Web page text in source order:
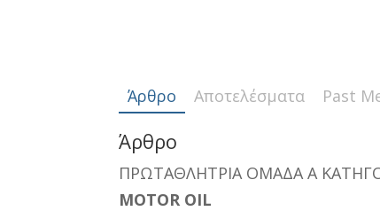
Άρθρο Αποτελέσματα Past
Άρθρο
ΠΡΩΤΑΘΛΗΤΡΙΑ ΟΜΑΔΑ Α
MOTOR OIL